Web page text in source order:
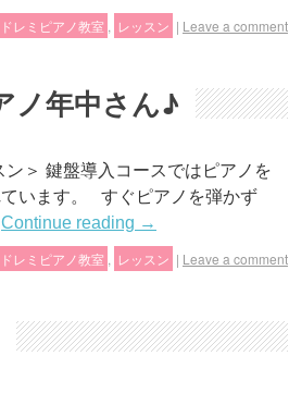
レミピアノ教室 レッスン | Leave a comment
ノ年中さん♪
＞ 鍵盤導入コースではピアノを
います。 すぐピアノを弾かず
Continue reading →
レミピアノ教室 レッスン | Leave a comment